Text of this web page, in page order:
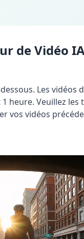
de Vidéo
Les vidéos
heure. Veuillez les
vos vidéos